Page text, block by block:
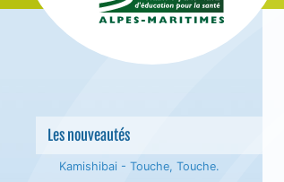
Les nouveautés
Kamishibai - Touche, Touche.